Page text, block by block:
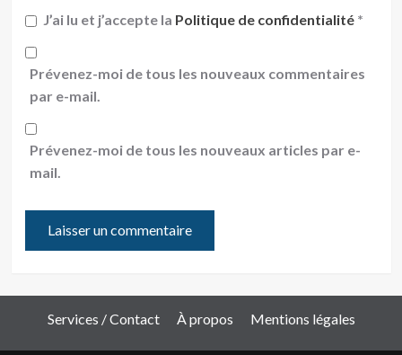
J’ai lu et j’accepte la Politique de confidentialité *
Prévenez-moi de tous les nouveaux commentaires
par e-mail.
Prévenez-moi de tous les nouveaux articles par e-
mail.
Services / Contact À propos Mentions légales